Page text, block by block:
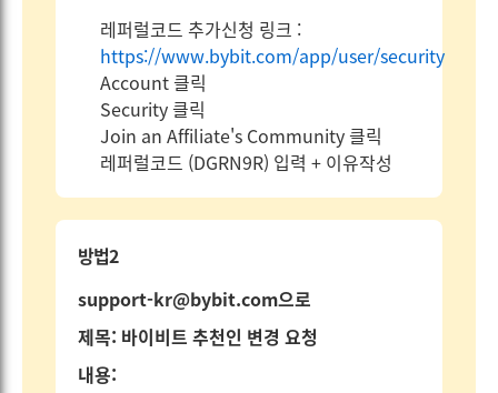
레퍼럴코드 추가신청 링크 :
https://www.bybit.com/app/user/security
Account 클릭
Security 클릭
Join an Affiliate's Community 클릭
레퍼럴코드 (DGRN9R) 입력 + 이유작성
방법2
support-kr@bybit.com으로
제목: 바이비트 추천인 변경 요청
내용: